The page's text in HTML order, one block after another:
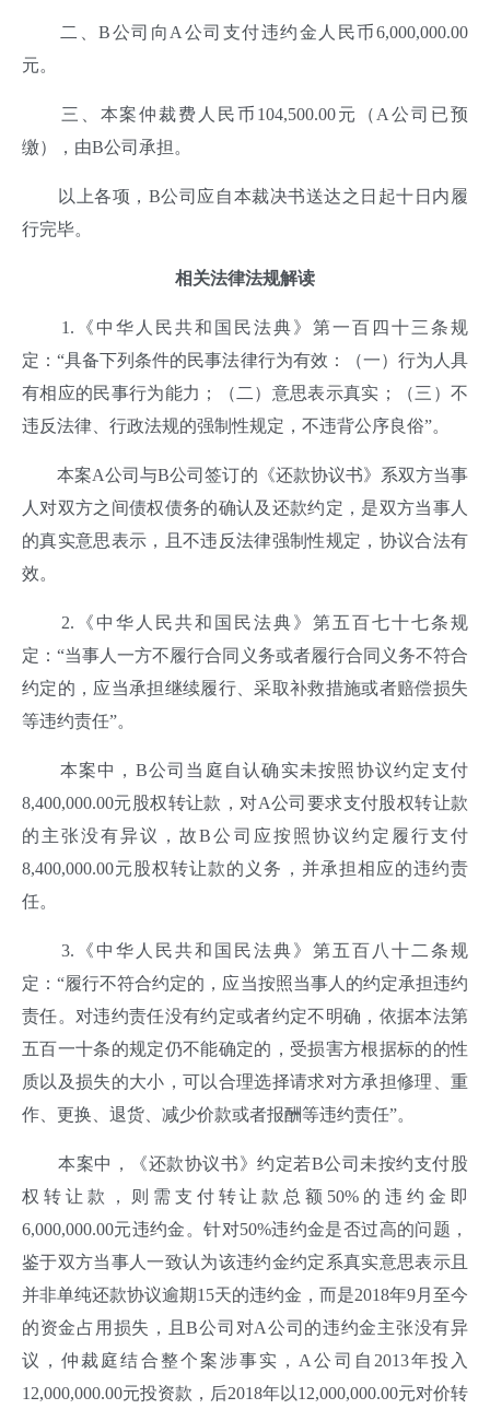
二、B公司向A公司支付违约金人民币6,000,000.00
元。
三、本案仲裁费人民币104,500.00元（A公司已预
缴），由B公司承担。
以上各项，B公司应自本裁决书送达之日起十日内履
行完毕。
相关法律法规解读
1.《中华人民共和国民法典》第一百四十三条规
定：“具备下列条件的民事法律行为有效：（一）行为人具
有相应的民事行为能力；（二）意思表示真实；（三）不
违反法律、行政法规的强制性规定，不违背公序良俗”。
本案A公司与B公司签订的《还款协议书》系双方当事
人对双方之间债权债务的确认及还款约定，是双方当事人
的真实意思表示，且不违反法律强制性规定，协议合法有
效。
2.《中华人民共和国民法典》第五百七十七条规
定：“当事人一方不履行合同义务或者履行合同义务不符合
约定的，应当承担继续履行、采取补救措施或者赔偿损失
等违约责任”。
本案中，B公司当庭自认确实未按照协议约定支付
8,400,000.00元股权转让款，对A公司要求支付股权转让款
的主张没有异议，故B公司应按照协议约定履行支付
8,400,000.00元股权转让款的义务，并承担相应的违约责
任。
3.《中华人民共和国民法典》第五百八十二条规
定：“履行不符合约定的，应当按照当事人的约定承担违约
责任。对违约责任没有约定或者约定不明确，依据本法第
五百一十条的规定仍不能确定的，受损害方根据标的的性
质以及损失的大小，可以合理选择请求对方承担修理、重
作、更换、退货、减少价款或者报酬等违约责任”。
本案中，《还款协议书》约定若B公司未按约支付股
权转让款，则需支付转让款总额50%的违约金即
6,000,000.00元违约金。针对50%违约金是否过高的问题，
鉴于双方当事人一致认为该违约金约定系真实意思表示且
并非单纯还款协议逾期15天的违约金，而是2018年9月至今
的资金占用损失，且B公司对A公司的违约金主张没有异
议，仲裁庭结合整个案涉事实，A公司自2013年投入
12,000,000.00元投资款，后2018年以12,000,000.00元对价转